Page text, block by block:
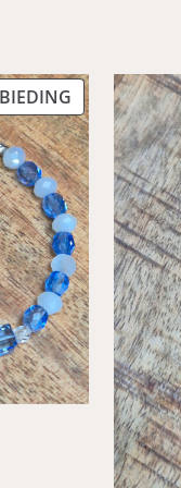
PRODUCT
IN
DE
UITVERKOOP